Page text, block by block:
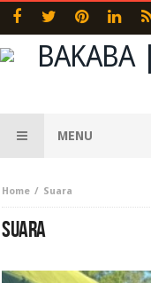
MENU
Home Suara
SUARA